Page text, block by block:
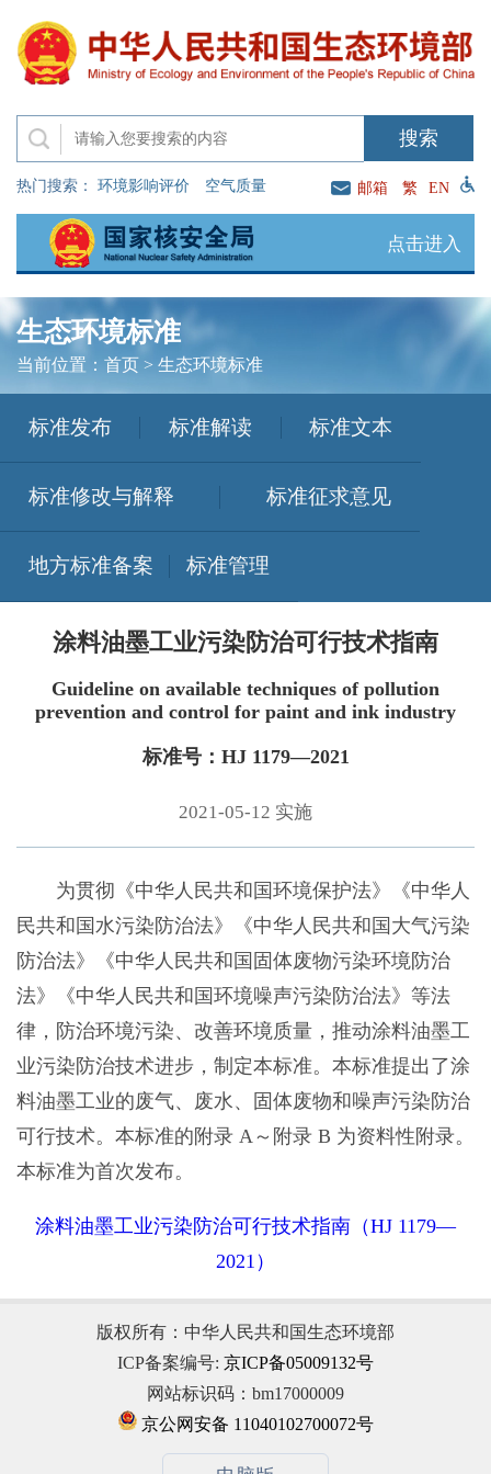
热门搜索： 环境影响评价 空气质量 邮箱 繁 EN
点击进入
生态环境标准
当前位置： 首页> 生态环境标准
标准发布 标准解读 标准文本
标准修改与解释 标准征求意见
地方标准备案 标准管理
涂料油墨工业污染防治可行技术指南
Guideline on available techniques of pollution
prevention and control for paint and ink industry
标准号：HJ 1179—2021
2021-05-12 实施
为贯彻《中华人民共和国环境保护法》《中华人
民共和国水污染防治法》《中华人民共和国大气污染
防治法》《中华人民共和国固体废物污染环境防治
法》《中华人民共和国环境噪声污染防治法》等法
律，防治环境污染、改善环境质量，推动涂料油墨工
业污染防治技术进步，制定本标准。本标准提出了涂
料油墨工业的废气、废水、固体废物和噪声污染防治
可行技术。本标准的附录 A～附录 B 为资料性附录。
本标准为首次发布。
涂料油墨工业污染防治可行技术指南（HJ 1179—
2021）
版权所有：中华人民共和国生态环境部
ICP备案编号: 京ICP备05009132号
网站标识码：bm17000009
京公网安备 11040102700072号